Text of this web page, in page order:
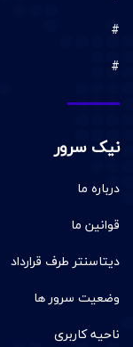
#
#
نیک سرور
درباره ما
قوانین ما
دیتاسنتر طرف قرارداد
وضعیت سرور ها
ناحیه کاربری